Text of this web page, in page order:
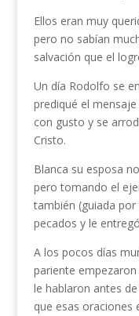
Ellos eran muy
pero no sabían
salvación que el
Un día Rodolfo se
prediqué el
con gusto y se
Cristo.
Blanca su esposa
pero tomando el
también (guiada por
pecados y le
A los pocos días
pariente
le hablaron antes
que esas oraciones